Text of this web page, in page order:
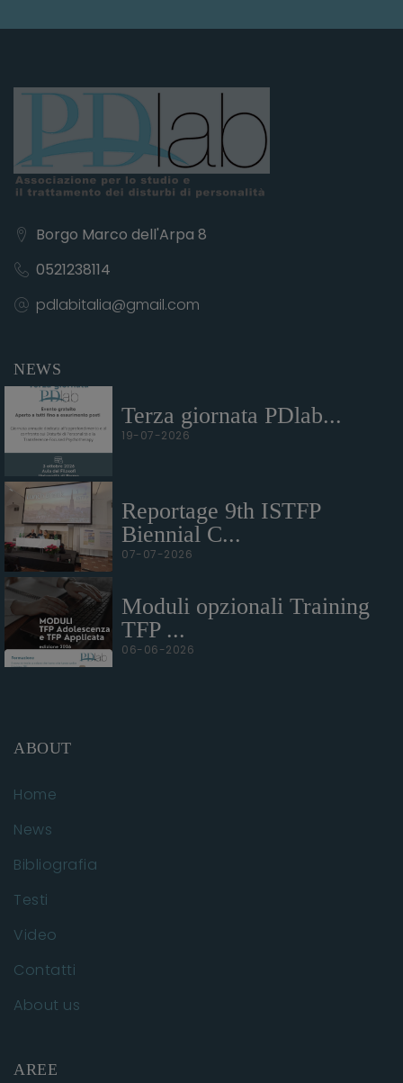
Borgo Marco dell'Arpa 8
0521238114
pdlabitalia@gmail.com
NEWS
Terza giornata PDlab...
19-07-2026
Reportage 9th ISTFP
Biennial C...
07-07-2026
Moduli opzionali Training
TFP ...
06-06-2026
ABOUT
Home
News
Bibliografia
Testi
Video
Contatti
About us
AREE